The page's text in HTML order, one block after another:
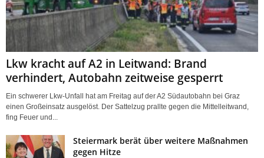
Lkw kracht auf A2 in Leitwand: Brand
verhindert, Autobahn zeitweise gesperrt
Ein schwerer Lkw-Unfall hat am Freitag auf der A2 Südautobahn bei Graz
einen Großeinsatz ausgelöst. Der Sattelzug prallte gegen die Mittelleitwand,
fing Feuer und...
Steiermark berät über weitere Maßnahmen
gegen Hitze